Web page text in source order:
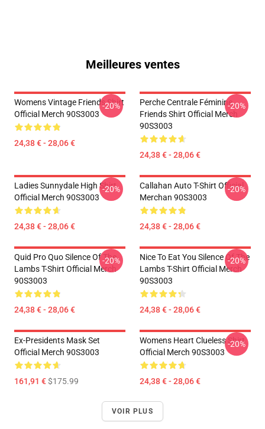
Meilleures ventes
Womens Vintage Friends Shirt
Official Merch 90S3003
24,38 € - 28,06 €
-20%
Perche Centrale Féminine
Friends Shirt Official Merch
90S3003
24,38 € - 28,06 €
-20%
Ladies Sunnydale High Shirt
Official Merch 90S3003
24,38 € - 28,06 €
-20%
Callahan Auto T-Shirt Official
Merchan 90S3003
24,38 € - 28,06 €
-20%
Quid Pro Quo Silence Of The
Lambs T-Shirt Official Merch
90S3003
24,38 € - 28,06 €
-20%
Nice To Eat You Silence Of The
Lambs T-Shirt Official Merch
90S3003
24,38 € - 28,06 €
-20%
Ex-Presidents Mask Set
Official Merch 90S3003
161,91 €$175.99
Womens Heart Clueless Shirt
Official Merch 90S3003
24,38 € - 28,06 €
-20%
VOIR PLUS